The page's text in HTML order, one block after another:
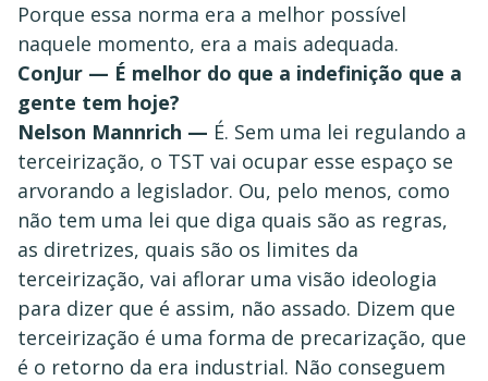
Porque essa norma era a melhor possível
naquele momento, era a mais adequada.
ConJur — É melhor do que a indefinição que a
gente tem hoje?
Nelson Mannrich — É. Sem uma lei regulando a
terceirização, o TST vai ocupar esse espaço se
arvorando a legislador. Ou, pelo menos, como
não tem uma lei que diga quais são as regras,
as diretrizes, quais são os limites da
terceirização, vai aflorar uma visão ideologia
para dizer que é assim, não assado. Dizem que
terceirização é uma forma de precarização, que
é o retorno da era industrial. Não conseguem